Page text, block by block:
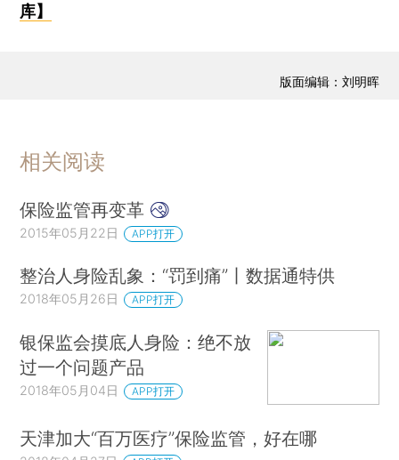
库】
版面编辑：刘明晖
相关阅读
保险监管再变革
2015年05月22日 APP打开
整治人身险乱象：“罚到痛”丨数据通特供
2018年05月26日 APP打开
银保监会摸底人身险：绝不放
过一个问题产品
2018年05月04日 APP打开
天津加大“百万医疗”保险监管，好在哪